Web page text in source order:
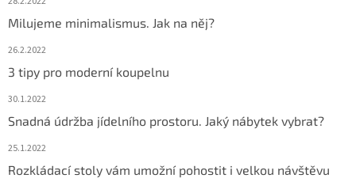
Milujeme minimalismus. Jak na něj?
26.2.2022
3 tipy pro moderní koupelnu
30.1.2022
Snadná údržba jídelního prostoru. Jaký nábytek vybrat?
25.1.2022
Rozkládací stoly vám umožní pohostit i velkou návštěvu